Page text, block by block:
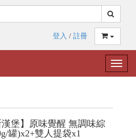
登入 / 註冊
Toggle
漢堡】原味覺醒 無調味綜
罐)x2+雙人提袋x1